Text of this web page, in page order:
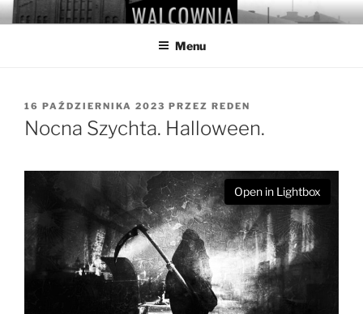
Przejdź
do
WALCOWNIA
Muzeum Hutnictwa Cynku
Menu
OPUBLIKOWANE
W
16 PAŹDZIERNIKA 2023 PRZEZ REDEN
Nocna Szychta. Halloween.
Open in Lightbox